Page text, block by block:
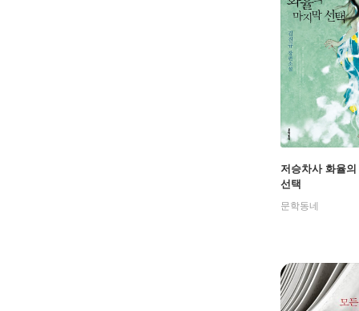
저승차사 화율
선택
문학동네